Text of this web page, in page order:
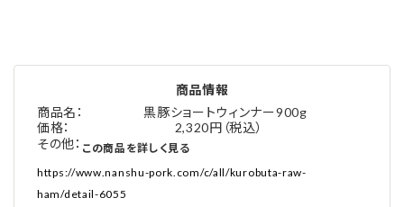
商品情報
商品名
黒豚ショートウィンナー900g
価格
2,320円（税込）
その他
この商品を詳しく見る
https://www.nanshu-pork.com/c/all/kurobuta-raw-
ham/detail-6055